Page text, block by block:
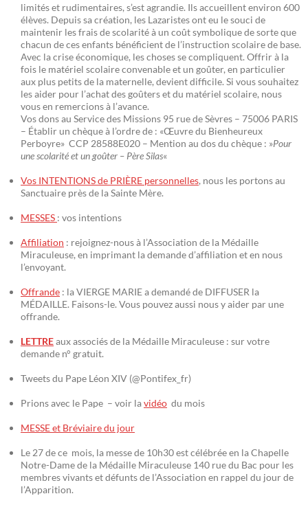
limités et rudimentaires, s’est agrandie. Ils accueillent environ 600
élèves. Depuis sa création, les Lazaristes ont eu le souci de
maintenir les frais de scolarité à un coût symbolique de sorte que
chacun de ces enfants bénéficient de l’instruction scolaire de base.
Avec la crise économique, les choses se compliquent. Offrir à la
fois le matériel scolaire convenable et un goûter, en particulier
aux plus petits de la maternelle, devient difficile. Si vous souhaitez
les aider pour l’achat des goûters et du matériel scolaire, nous
vous en remercions à l’avance.
Vos dons au Service des Missions 95 rue de Sèvres – 75006 PARIS
– Établir un chèque à l’ordre de : «Œuvre du Bienheureux
Perboyre» CCP 28588E020 – Mention au dos du chèque : »Pour
une scolarité et un goûter – Père Silas«
Vos INTENTIONS de PRIÈRE personnelles, nous les portons au
Sanctuaire près de la Sainte Mère.
MESSES : vos intentions
Affiliation : rejoignez-nous à l’Association de la Médaille
Miraculeuse, en imprimant la demande d’affiliation et en nous
l’envoyant.
Offrande : la VIERGE MARIE a demandé de DIFFUSER la
MÉDAILLE. Faisons-le. Vous pouvez aussi nous y aider par une
offrande.
LETTREaux associés de la Médaille Miraculeuse : sur votre
demande n° gratuit.
Tweets du Pape Léon XIV (@Pontifex_fr)
Prions avec le Pape – voir lavidéo du mois
MESSE et Bréviaire du jour
Le 27 de ce mois, la messe de 10h30 est célébrée en la Chapelle
Notre-Dame de la Médaille Miraculeuse 140 rue du Bac pour les
membres vivants et défunts de l’Association en rappel du jour de
l’Apparition.